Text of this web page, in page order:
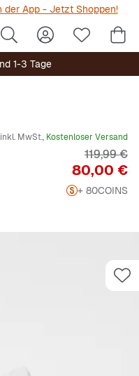
der App - Jetzt Shoppen!
1-3 Tage
inkl. MwSt., Kostenloser Versand
Preis
80,00 €
119,99 €
+ 80COINS